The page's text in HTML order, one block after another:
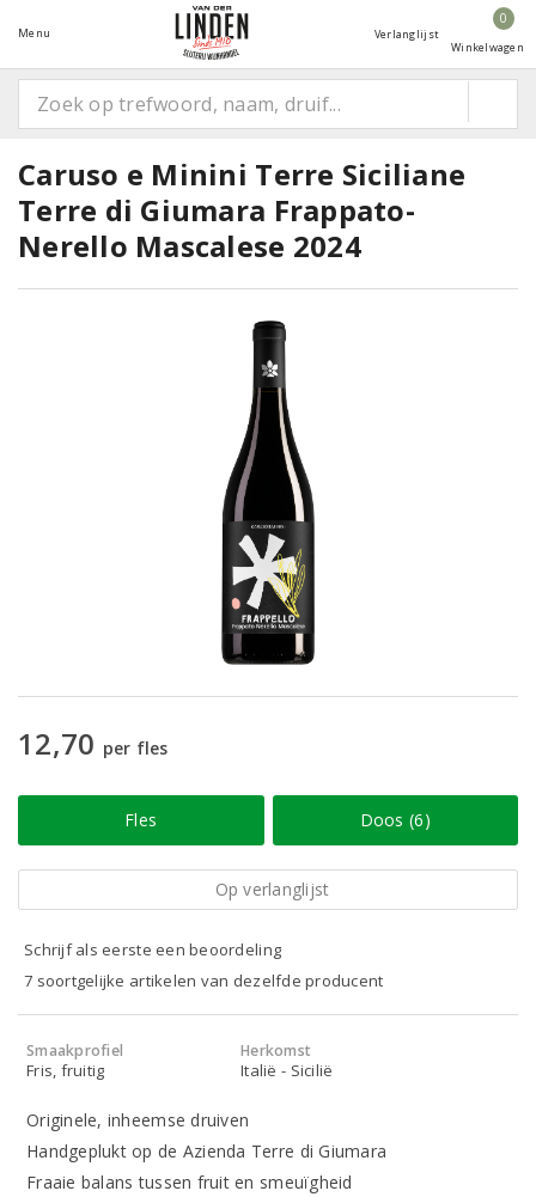
Menu Verlanglijst
0
Winkelwagen
Caruso e Minini Terre Siciliane
Terre di Giumara Frappato-
Nerello Mascalese 2024
12,70 per fles
Fles Doos (6)
Op verlanglijst
Schrijf als eerste een beoordeling
7 soortgelijke artikelen van dezelfde producent
Smaakprofiel
Fris, fruitig
Herkomst
Italië - Sicilië
Originele, inheemse druiven
Handgeplukt op de Azienda Terre di Giumara
Fraaie balans tussen fruit en smeuïgheid